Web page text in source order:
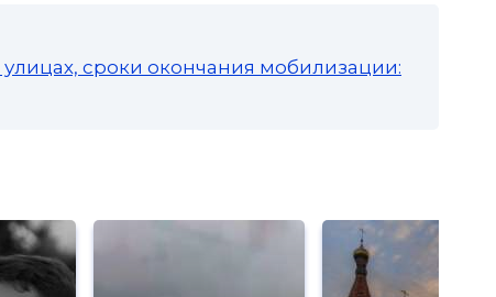
сроки окончания мобилизации: